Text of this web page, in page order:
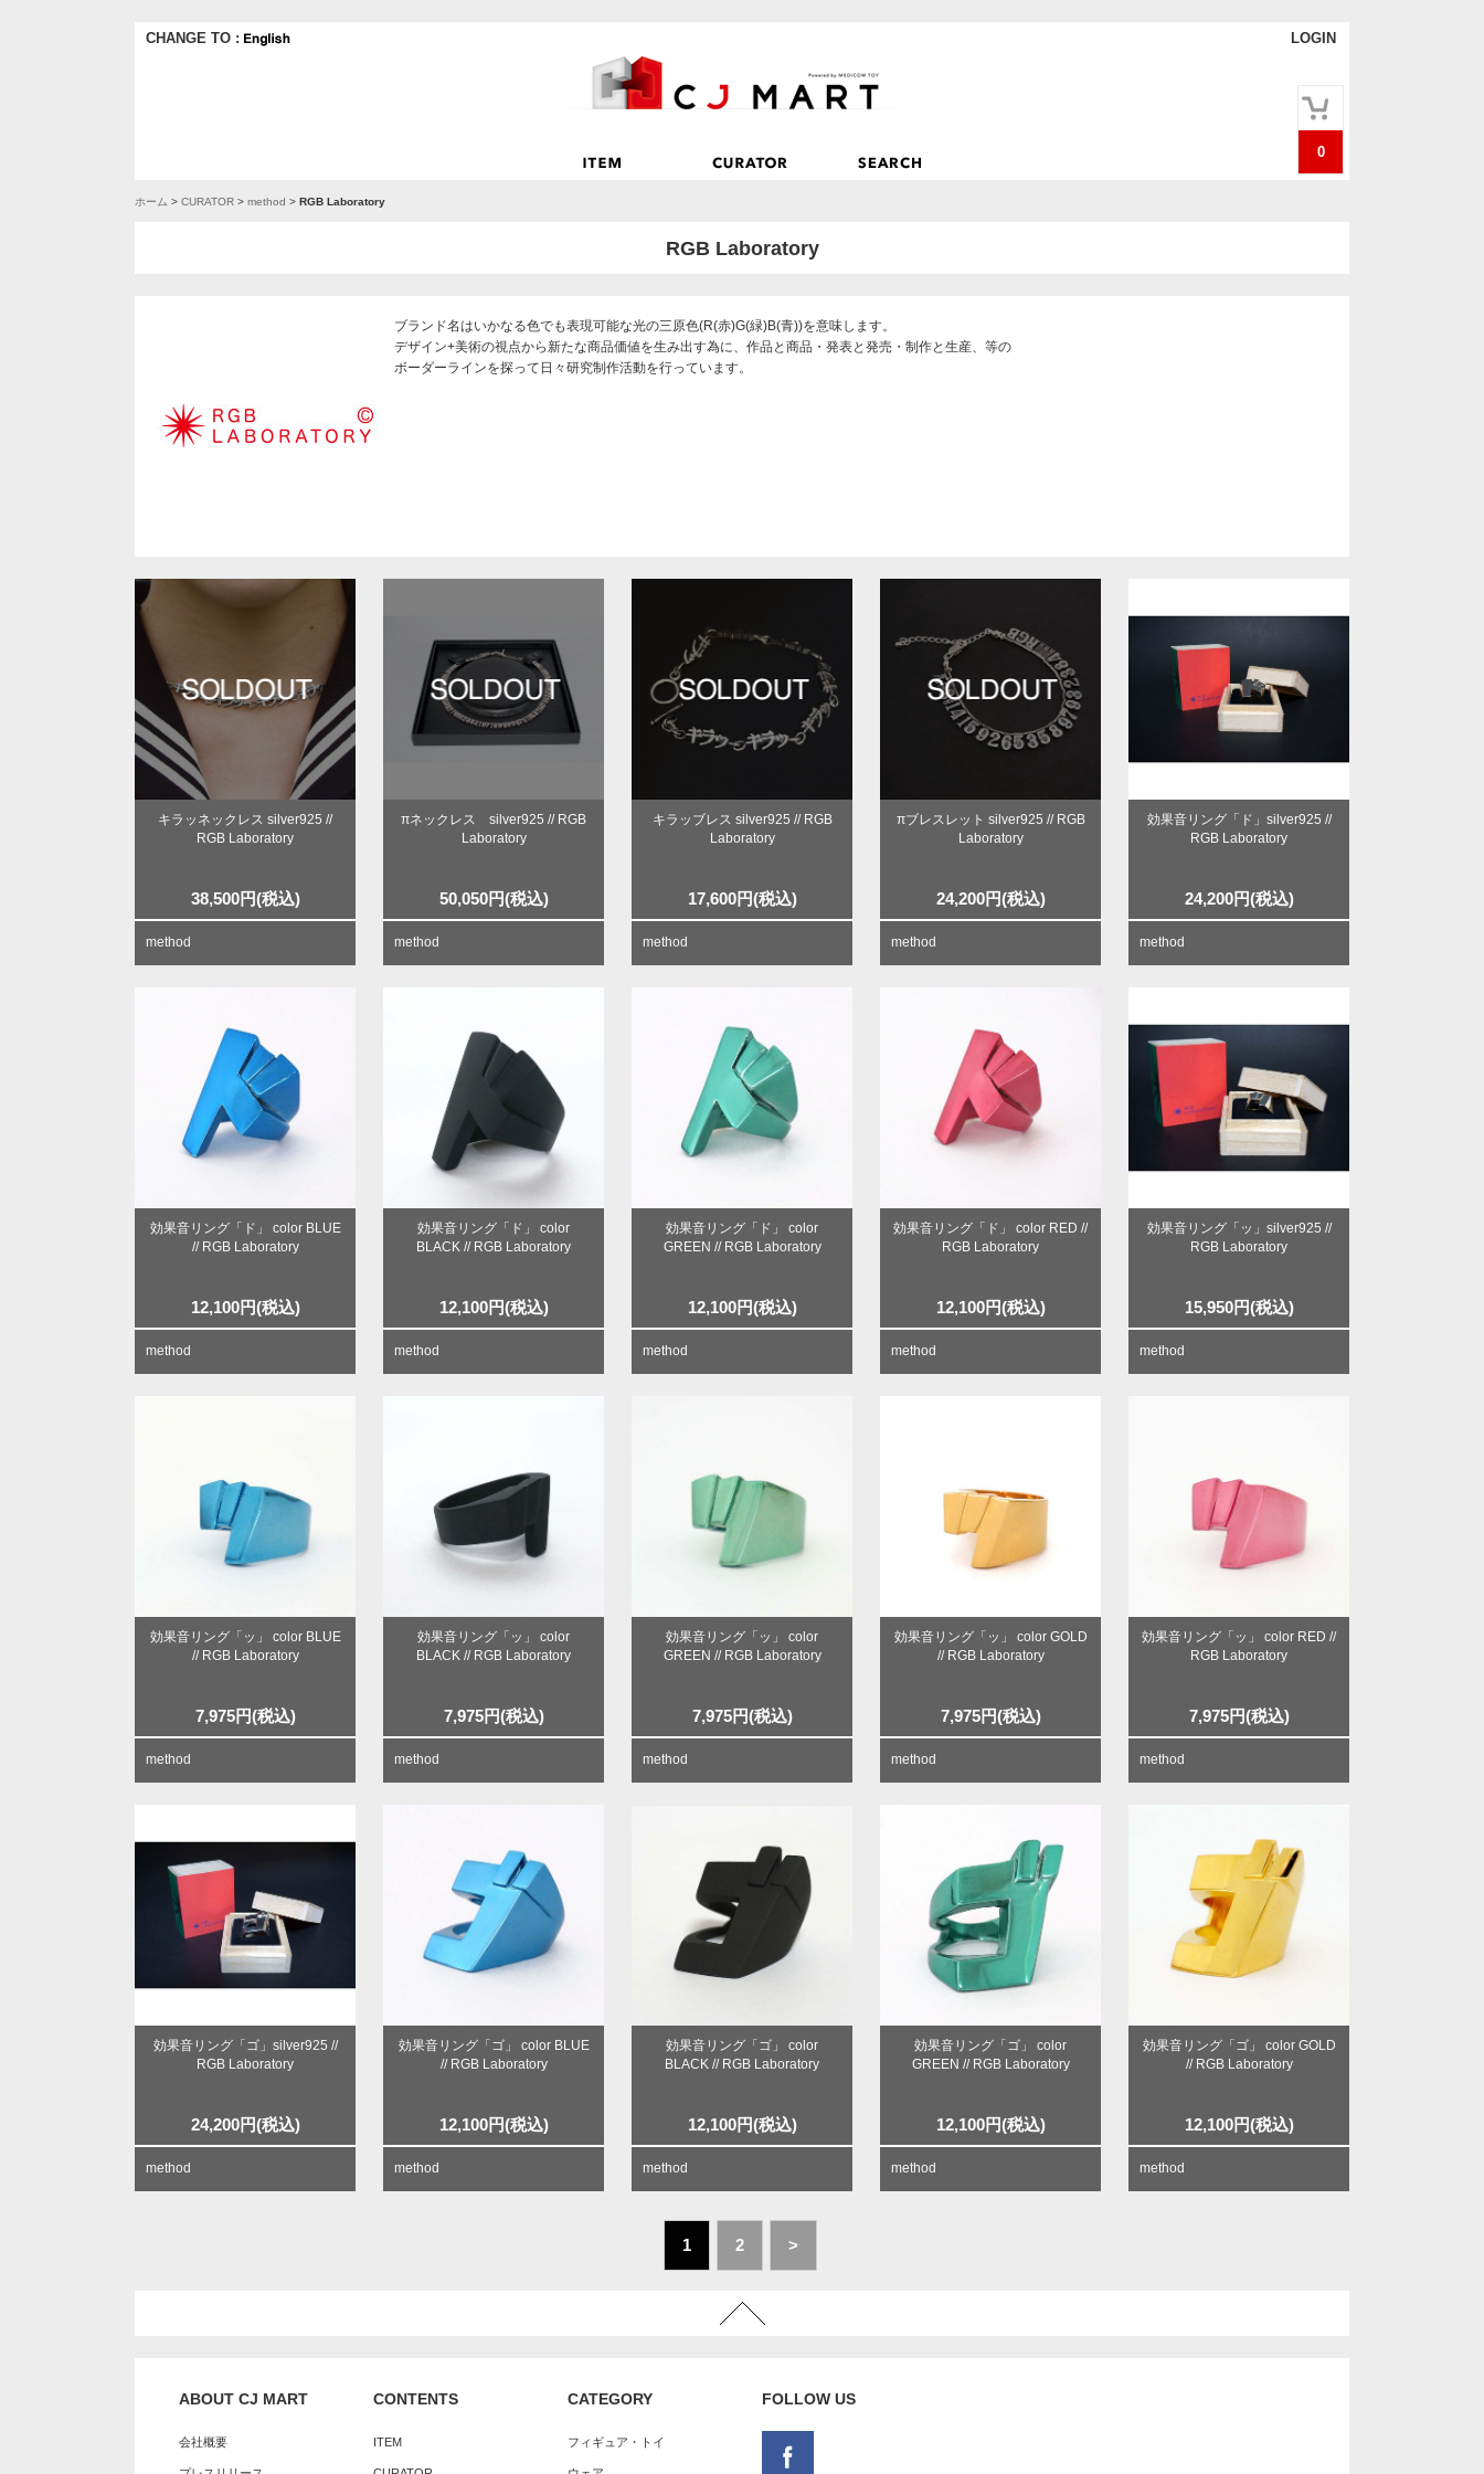
CHANGE TO :
0
LOGIN
ホーム > CURATOR > method > RGB Laboratory
RGB Laboratory
ブランド名はいかなる色でも表現可能な光の三原色(R(赤)G(緑)B(青))を意味します。
デザイン+美術の視点から新たな商品価値を生み出す為に、作品と商品・発表と発売・制作と生産、等の
ボーダーラインを探って日々研究制作活動を行っています。
キラッネックレス silver925 //
RGB Laboratory
38,500円(税込)
method
πネックレス silver925 // RGB
Laboratory
50,050円(税込)
method
キラッブレス silver925 // RGB
Laboratory
17,600円(税込)
method
πブレスレット silver925 // RGB
Laboratory
24,200円(税込)
method
効果音リング「ド」silver925 //
RGB Laboratory
24,200円(税込)
method
効果音リング「ド」 color BLUE
// RGB Laboratory
12,100円(税込)
method
効果音リング「ド」 color
BLACK // RGB Laboratory
12,100円(税込)
method
効果音リング「ド」 color
GREEN // RGB Laboratory
12,100円(税込)
method
効果音リング「ド」 color RED //
RGB Laboratory
12,100円(税込)
method
効果音リング「ッ」silver925 //
RGB Laboratory
15,950円(税込)
method
効果音リング「ッ」 color BLUE
// RGB Laboratory
7,975円(税込)
method
効果音リング「ッ」 color
BLACK // RGB Laboratory
7,975円(税込)
method
効果音リング「ッ」 color
GREEN // RGB Laboratory
7,975円(税込)
method
効果音リング「ッ」 color GOLD
// RGB Laboratory
7,975円(税込)
method
効果音リング「ッ」 color RED //
RGB Laboratory
7,975円(税込)
method
効果音リング「ゴ」silver925 //
RGB Laboratory
24,200円(税込)
method
効果音リング「ゴ」 color BLUE
// RGB Laboratory
12,100円(税込)
method
効果音リング「ゴ」 color
BLACK // RGB Laboratory
12,100円(税込)
method
効果音リング「ゴ」 color
GREEN // RGB Laboratory
12,100円(税込)
method
効果音リング「ゴ」 color GOLD
// RGB Laboratory
12,100円(税込)
method
1 2 >
ABOUT CJ MART
会社概要
CONTENTS
ITEM
CATEGORY
フィギュア・トイ
FOLLOW US